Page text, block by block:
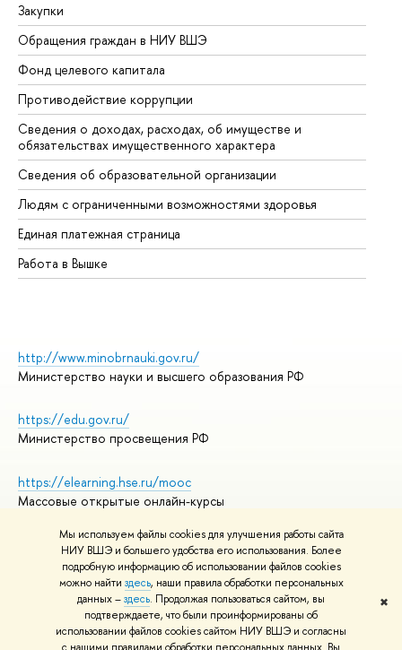
Мы используем файлы cookies для улучшения работы сайта
НИУ ВШЭ и большего удобства его использования. Более
подробную информацию об использовании файлов cookies
можно найти здесь, наши правила обработки персональных
данных –здесь. Продолжая пользоваться сайтом, вы
подтверждаете, что были проинформированы об
использовании файлов cookies сайтом НИУ ВШЭ и согласны
✖
Закупки
Обращения граждан в НИУ ВШЭ
Фонд целевого капитала
Противодействие коррупции
Сведения о доходах, расходах, об имуществе и
обязательствах имущественного характера
Сведения об образовательной организации
Людям с ограниченными возможностями здоровья
Единая платежная страница
Работа в Вышке
http://www.minobrnauki.gov.ru/
Министерство науки и высшего образования РФ
https://edu.gov.ru/
Министерство просвещения РФ
https://elearning.hse.ru/mooc
Массовые открытые онлайн-курсы
© НИУ ВШЭ 1993–2026
Адреса и контакты
Условия использования материалов
Политика конфиденциальности
Правила применения рекомендательных технологий в НИУ ВШЭ